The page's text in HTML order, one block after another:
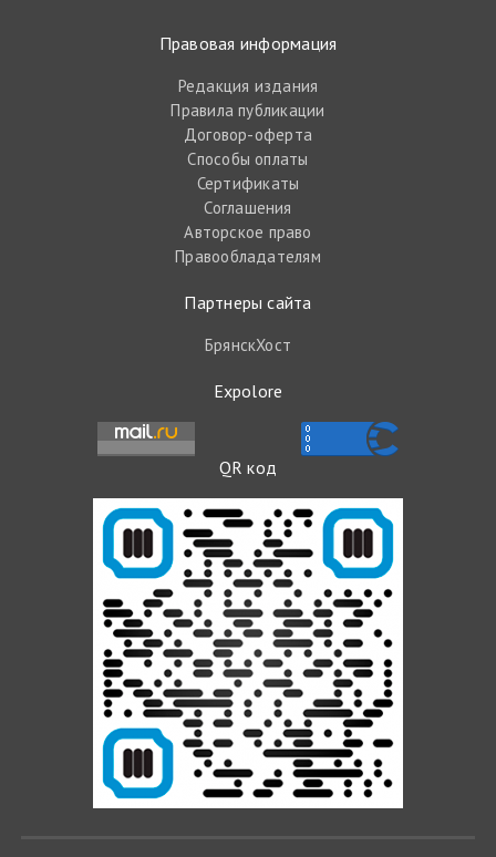
Правовая информация
Редакция издания
Правила публикации
Договор-оферта
Способы оплаты
Сертификаты
Соглашения
Авторское право
Правообладателям
Партнеры сайта
БрянскХост
Expolore
QR код